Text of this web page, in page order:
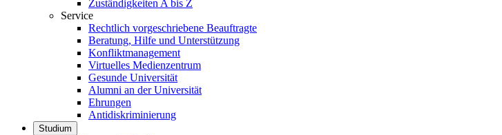
Zuständigkeiten A bis Z
Service
Rechtlich vorgeschriebene Beauftragte
Beratung, Hilfe und Unterstützung
Konfliktmanagement
Virtuelles Medienzentrum
Gesunde Universität
Alumni an der Universität
Ehrungen
Antidiskriminierung
Studium